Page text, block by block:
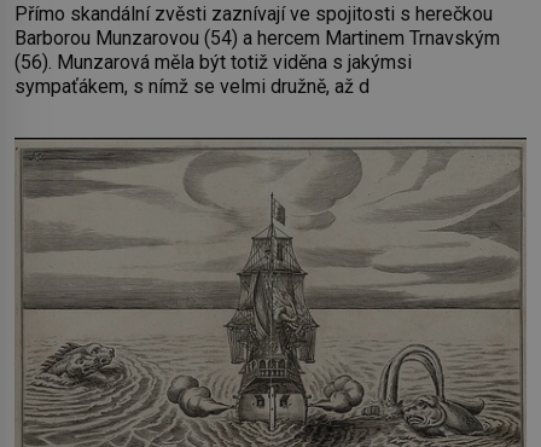
Přímo skandální zvěsti zaznívají ve spojitosti s herečkou
Barborou Munzarovou (54) a hercem Martinem Trnavským
(56). Munzarová měla být totiž viděna s jakýmsi
sympaťákem, s nímž se velmi družně, až d